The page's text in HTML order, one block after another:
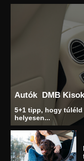
Autók DMB
5+1 tipp, hogy
helyesen...